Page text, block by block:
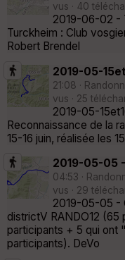
vus · 40
2019-06-02 -
Turckheim : Club
Robert Brendel
2019-05-
21:08 ·
vus · 25
2019-05-
Reconnaissance de la
15-16 juin, réalisée les
2019-05-05
04:53 ·
vus · 29
2019-05-05 -
districtV RANDO12 (65
participants + 5 qui ont
participants). DeVo